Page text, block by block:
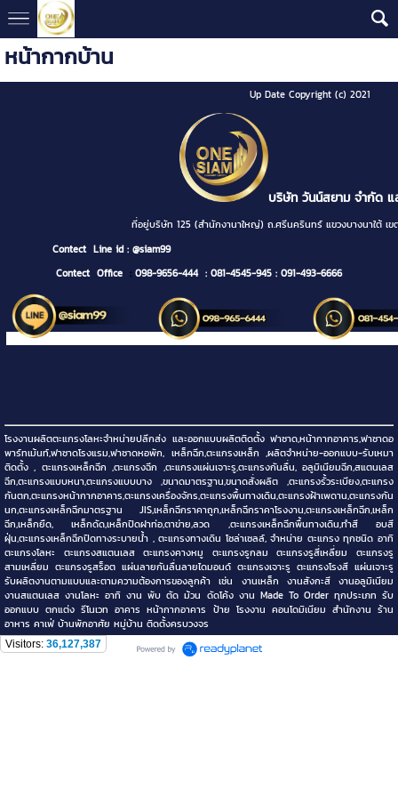
หน้ากากบ้าน
Up Date Copyright (c) 2021
บริษัท วันน์สยาม จำกัด แล
ที่อยู่บริษัท 125 (สำนักงานาใหญ่) ถ.ศรีนครินทร์ แขวงบางนาใ
Contect Line id : @siam99
Contect Office : 098-9656-444 : 081-4545-945 : 091-493-6666
โรงงานผลิตตะแกรงโลหะจำหน่ายปลีกส่ง และออกแบบผลิตติดตั้ง ฟาซาด,หน้ากากอาคาร,ฟาซาดอ
พาร์ทเม้นท์,ฟาซาดโรงแรม,ฟาซาดหอพัก, เหล็กฉีก,ตะแกรงเหล็ก ,ผลิตจำหน่าย-ออกแบบ-รับเหมา
ติดตั้ง , ตะแกรงเหล็กฉีก ,ตะแกรงฉีก ,ตะแกรงแผ่นเจาะรู,ตะแกรงกันลื่น, อลูมิเนียมฉีก,สแตนเลส
ฉีก,ตะแกรงแบบหนา,ตะแกรงแบบบาง ,ขนาดมาตรฐาน,ขนาดสั่งผลิต ,ตะแกรงรั้วระเบียง,ตะแกรง
กันตก,ตะแกรงหน้ากากอาคาร,ตะแกรงเครื่องจักร,ตะแกรงพื้นทางเดิน,ตะแกรงฝ้าเพดาน,ตะแกรงกัน
นก,ตะแกรงเหล็กฉีกมาตรฐาน JIS,เหล็กฉีกราคาถูก,เหล็กฉีกราคาโรงงาน,ตะแกรงเหล็กฉีก,เหล็ก
ฉีก,เหล็กยืด, เหล็กดัด,เหล็กปิดฝาท่อ,ตาข่าย,ลวด ,ตะแกรงเหล็กฉีกพื้นทางเดิน,ทำสี อบสี
ฝุ่น,ตะแกรงเหล็กฉีกปิดทางระบายน้ำ , ตะแกรงทางเดิน โซล่าเซลล์, จำหน่าย ตะแกรง ทุกชนิด อาทิ
ตะแกรงโลหะ ตะแกรงสแตนเลส ตะแกรงคางหมู ตะแกรงรูกลม ตะแกรงรูสี่เหลี่ยม ตะแกรงรู
สามเหลี่ยม ตะแกรงรูสร็อต แผ่นลายกันลื่นลายไดมอนด์ ตะแกรงเจาะรู ตะแกรงโรงสี แผ่นเจาะรู
รับผลิตงานตามแบบและตามความต้องการของลูกค้า เช่น งานเหล็ก งานสังกะสี งานอลูมิเนียม
งานสแตนเลส งานโลหะ อาทิ งาน พับ ตัด ม้วน ดัดโค้ง งาน Made To Order ทุกประเภท รับ
ออกแบบ ตกแต่ง รีโนเวท อาคาร หน้ากากอาคาร ป้าย โรงงาน คอนโดมิเนียม สำนักงาน ร้าน
อาหาร คาเฟ่ บ้านพักอาศัย หมู่บ้าน ติดตั้งครบวงจร
Visitors: 36,127,387